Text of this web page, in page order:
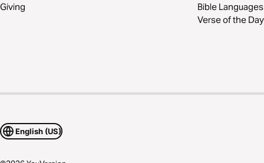
Giving
Bible Languages
Verse of the Day
English (US)